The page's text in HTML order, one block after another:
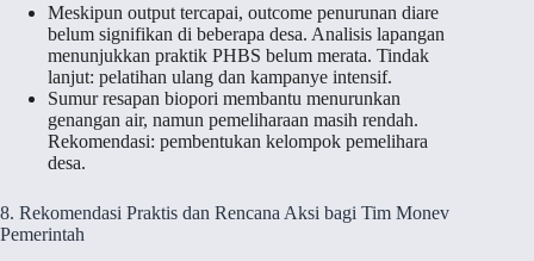
Meskipun output tercapai, outcome penurunan diare
belum signifikan di beberapa desa. Analisis lapangan
menunjukkan praktik PHBS belum merata. Tindak
lanjut: pelatihan ulang dan kampanye intensif.
Sumur resapan biopori membantu menurunkan
genangan air, namun pemeliharaan masih rendah.
Rekomendasi: pembentukan kelompok pemelihara
desa.
8. Rekomendasi Praktis dan Rencana Aksi bagi Tim Monev
Pemerintah